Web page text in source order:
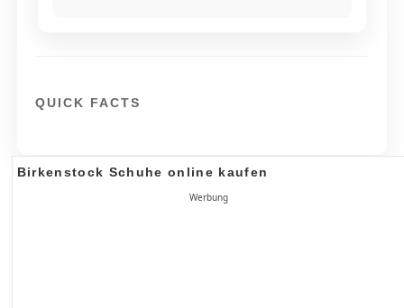
QUICK FACTS
Birkenstock Schuhe online kaufen
Werbung